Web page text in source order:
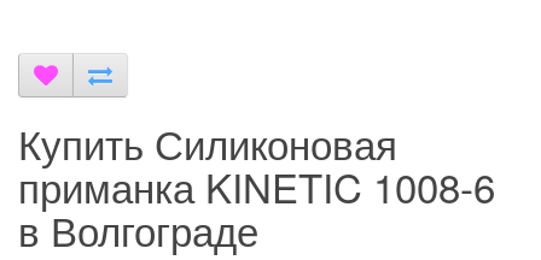
Купить Силиконовая
приманка KINETIC 1008-6
в Волгограде